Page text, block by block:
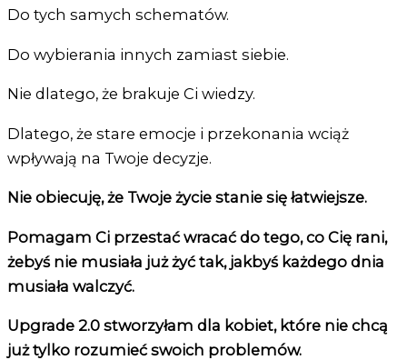
Do tych samych schematów.
Do wybierania innych zamiast siebie.
Nie dlatego, że brakuje Ci wiedzy.
Dlatego, że stare emocje i przekonania wciąż
wpływają na Twoje decyzje.
Nie obiecuję, że Twoje życie stanie się łatwiejsze.
Pomagam Ci przestać wracać do tego, co Cię rani,
żebyś nie musiała już żyć tak, jakbyś każdego dnia
musiała walczyć.
Upgrade 2.0 stworzyłam dla kobiet, które nie chcą
już tylko rozumieć swoich problemów.